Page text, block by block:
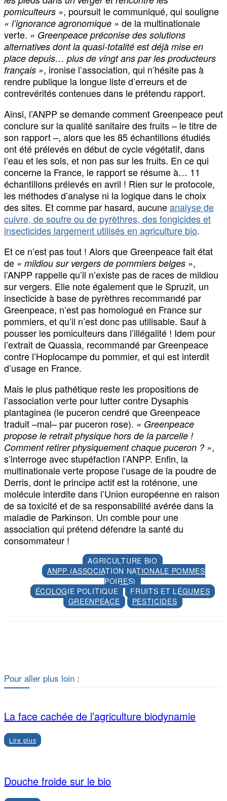
pomiculteurs », poursuit le communiqué, qui souligne
« l’ignorance agronomique » de la multinationale
verte. « Greenpeace préconise des solutions
alternatives dont la quasi-totalité est déjà mise en
place depuis… plus de vingt ans par les producteurs
français », ironise l’association, qui n’hésite pas à
rendre publique la longue liste d’erreurs et de
contrevérités contenues dans le prétendu rapport.
Ainsi, l’ANPP se demande comment Greenpeace peut
conclure sur la qualité sanitaire des fruits – le titre de
son rapport –, alors que les 85 échantillons étudiés
ont été prélevés en début de cycle végétatif, dans
l’eau et les sols, et non pas sur les fruits. En ce qui
concerne la France, le rapport se résume à… 11
échantillons prélevés en avril ! Rien sur le protocole,
les méthodes d’analyse ni la logique dans le choix
des sites. Et comme par hasard, aucuneanalyse de
cuivre, de soufre ou de pyrèthres, des fongicides et
insecticides largement utilisés en agriculture bio.
Et ce n’est pas tout ! Alors que Greenpeace fait état
de « mildiou sur vergers de pommiers belges »,
l’ANPP rappelle qu’il n’existe pas de races de mildiou
sur vergers. Elle note également que le Spruzit, un
insecticide à base de pyrèthres recommandé par
Greenpeace, n’est pas homologué en France sur
pommiers, et qu’il n’est donc pas utilisable. Sauf à
pousser les pomiculteurs dans l’illégalité ! Idem pour
l’extrait de Quassia, recommandé par Greenpeace
contre l’Hoplocampe du pommier, et qui est interdit
d’usage en France.
Mais le plus pathétique reste les propositions de
l’association verte pour lutter contre Dysaphis
plantaginea (le puceron cendré que Greenpeace
traduit –mal– par puceron rose). « Greenpeace
propose le retrait physique hors de la parcelle !
Comment retirer physiquement chaque puceron ? »,
s’interroge avec stupéfaction l’ANPP. Enfin, la
multinationale verte propose l’usage de la poudre de
Derris, dont le principe actif est la roténone, une
molécule interdite dans l’Union européenne en raison
de sa toxicité et de sa responsabilité avérée dans la
maladie de Parkinson. Un comble pour une
association qui prétend défendre la santé du
consommateur !
AGRICULTURE BIO
ANPP (ASSOCIATION NATIONALE POMMES
POIRES)
ÉCOLOGIE POLITIQUE
FRUITS ET LÉGUMES
GREENPEACE
PESTICIDES
Pour aller plus loin :
La face cachée de l’agriculture biodynamie
Lire plus
Douche froide sur le bio